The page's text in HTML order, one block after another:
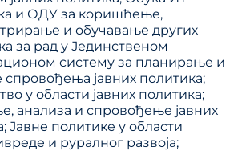
и ОДУ за коришћење,
и обучавање других
за рад у Јединственом
систему за планирање и
јавних политика;
у области јавних политика;
анализа и спровођење јавних
Јавне политике у области
и руралног развоја;